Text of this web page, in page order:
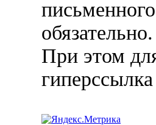
обязательно.
При этом